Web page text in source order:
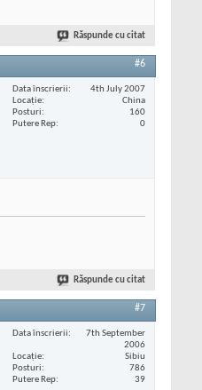
Răspunde cu citat
#6
Data înscrierii
4th July 2007
Locaţie
China
Posturi
160
Putere Rep
0
Răspunde cu citat
#7
Data înscrierii
7th September
2006
Locaţie
Sibiu
Posturi
786
Putere Rep
39